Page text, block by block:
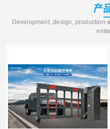
产
Development, design, production